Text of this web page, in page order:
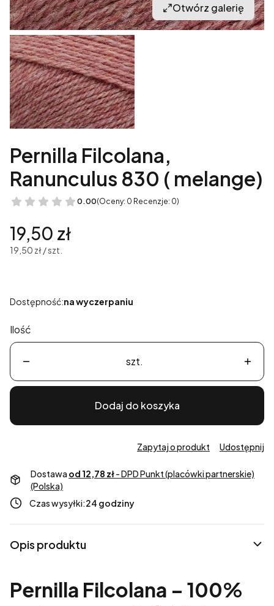
Otwórz galerię
Pernilla Filcolana,
Ranunculus 830 ( melange)
0.00(Oceny: 0 Recenzje: 0)
Cena
19,50 zł
19,50 zł / szt.
Dostępność:na wyczerpaniu
Ilość
szt.
Dodaj do koszyka
Zapytaj o produkt Udostępnij
Dostawa od 12,78 zł- DPD Punkt (placówki partnerskie)
(Polska)
Czas wysyłki:24 godziny
Opis produktu
Pernilla Filcolana – 100%